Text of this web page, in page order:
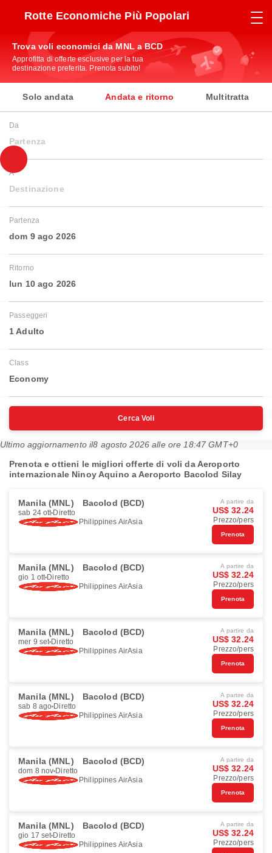
Rotte Economiche Più Popolari
Trova voli economici da MNL a BCD
Approfitta di offerte esclusive per la tua
destinazione preferita. Prenota subito!
Solo andata Andata e ritorno Multitratta
Da
Partenza
A
Destinazione
Partenza
dom 9 ago 2026
Ritorno
lun 10 ago 2026
Passeggeri
1 Adulto
Class
Economy
Cerca Voli
Ultimo aggiornamento il8 agosto 2026 alle ore 18:47 GMT+0
Prenota e ottieni le migliori offerte di voli da Aeroporto
internazionale Ninoy Aquino a Aeroporto Bacolod Silay
Manila (MNL) Bacolod (BCD)
sab 24 ott Diretto
Philippines AirAsia
A partire da
US$ 32.24
Prezzo/pers
Prenota
Manila (MNL) Bacolod (BCD)
gio 1 ott Diretto
Philippines AirAsia
A partire da
US$ 32.24
Prezzo/pers
Prenota
Manila (MNL) Bacolod (BCD)
mer 9 set Diretto
Philippines AirAsia
A partire da
US$ 32.24
Prezzo/pers
Prenota
Manila (MNL) Bacolod (BCD)
sab 8 ago Diretto
Philippines AirAsia
A partire da
US$ 32.24
Prezzo/pers
Prenota
Manila (MNL) Bacolod (BCD)
dom 8 nov Diretto
Philippines AirAsia
A partire da
US$ 32.24
Prezzo/pers
Prenota
Manila (MNL) Bacolod (BCD)
gio 17 set Diretto
Philippines AirAsia
A partire da
US$ 32.24
Prezzo/pers